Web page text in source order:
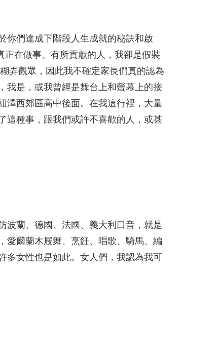
你們達成下階段人生成就的秘訣和啟
正在做事、有所貢獻的人，我卻是假裝
弄觀眾，因此我不確定家長們真的認為
我是，或我曾經是舞台上和螢幕上的接
澤西郊區高中後面。在我這行裡，大量
這種事，跟我們或許不喜歡的人，或甚
波蘭、德國、法國、義大利口音，就是
愛爾蘭木屐舞、烹飪、唱歌、騎馬、編
女性也是如此。女人們，我認為我可